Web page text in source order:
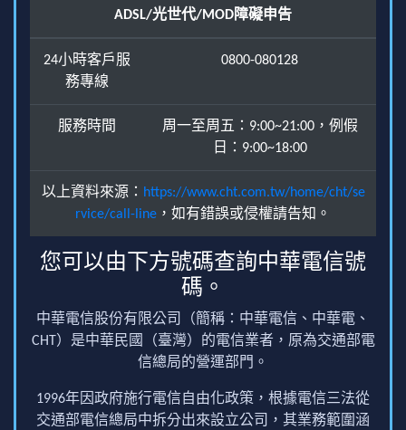
ADSL/光世代/MOD障礙申告
24小時客戶服
務專線
0800-080128
服務時間
周一至周五：9:00~21:00，例假
日：9:00~18:00
以上資料來源： https://www.cht.com.tw/home/cht/se
rvice/call-line ，如有錯誤或侵權請告知。
您可以由下方號碼查詢中華電信號
碼。
中華電信股份有限公司（簡稱：中華電信、中華電、
CHT）是中華民國（臺灣）的電信業者，原為交通部電
信總局的營運部門。
1996年因政府施行電信自由化政策，根據電信三法從
交通部電信總局中拆分出來設立公司，其業務範圍涵